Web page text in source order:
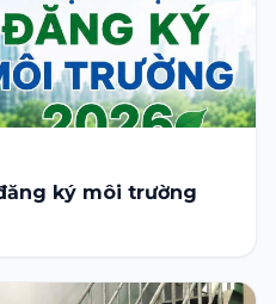
ký môi trường